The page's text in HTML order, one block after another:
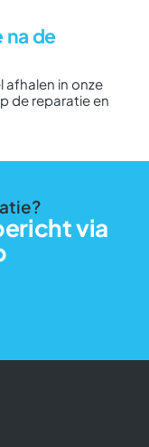
de
afhalen in onze
de reparatie en
via